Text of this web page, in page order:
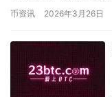
BlockBeats、动察…
币资讯 2026年3月26日